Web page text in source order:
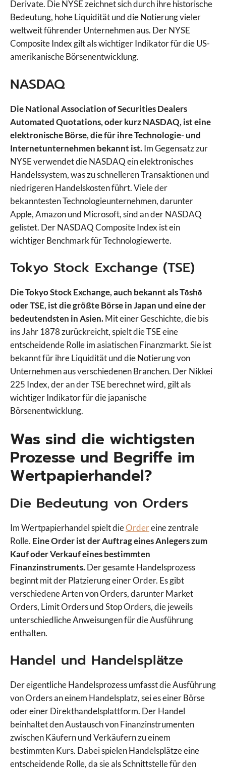
Derivate. Die NYSE zeichnet sich durch ihre historische
Bedeutung, hohe Liquidität und die Notierung vieler
weltweit führender Unternehmen aus. Der NYSE
Composite Index gilt als wichtiger Indikator für die US-
amerikanische Börsenentwicklung.
NASDAQ
Die National Association of Securities Dealers
Automated Quotations, oder kurz NASDAQ, ist eine
elektronische Börse, die für ihre Technologie- und
Internetunternehmen bekannt ist.Im Gegensatz zur
NYSE verwendet die NASDAQ ein elektronisches
Handelssystem, was zu schnelleren Transaktionen und
niedrigeren Handelskosten führt. Viele der
bekanntesten Technologieunternehmen, darunter
Apple, Amazon und Microsoft, sind an der NASDAQ
gelistet. Der NASDAQ Composite Index ist ein
wichtiger Benchmark für Technologiewerte.
Tokyo Stock Exchange (TSE)
Die Tokyo Stock Exchange, auch bekannt als Tōshō
oder TSE, ist die größte Börse in Japan und eine der
bedeutendsten in Asien.Mit einer Geschichte, die bis
ins Jahr 1878 zurückreicht, spielt die TSE eine
entscheidende Rolle im asiatischen Finanzmarkt. Sie ist
bekannt für ihre Liquidität und die Notierung von
Unternehmen aus verschiedenen Branchen. Der Nikkei
225 Index, der an der TSE berechnet wird, gilt als
wichtiger Indikator für die japanische
Börsenentwicklung.
Was sind die wichtigsten
Prozesse und Begriffe im
Wertpapierhandel?
Die Bedeutung von Orders
Im Wertpapierhandel spielt dieOrdereine zentrale
Rolle. Eine Order ist der Auftrag eines Anlegers zum
Kauf oder Verkauf eines bestimmten
Finanzinstruments.Der gesamte Handelsprozess
beginnt mit der Platzierung einer Order. Es gibt
verschiedene Arten von Orders, darunter Market
Orders, Limit Orders und Stop Orders, die jeweils
unterschiedliche Anweisungen für die Ausführung
enthalten.
Handel und Handelsplätze
Der eigentliche Handelsprozess umfasst die Ausführung
von Orders an einem Handelsplatz, sei es einer Börse
oder einer Direkthandelsplattform. Der Handel
beinhaltet den Austausch von Finanzinstrumenten
zwischen Käufern und Verkäufern zu einem
bestimmten Kurs. Dabei spielen Handelsplätze eine
entscheidende Rolle, da sie als Schnittstelle für den